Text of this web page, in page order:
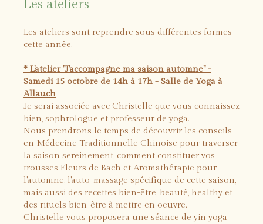
Les ateliers
Les ateliers sont reprendre sous différentes formes
cette année.
* L'atelier "J'accompagne ma saison automne" -
Samedi 15 octobre de 14h à 17h - Salle de Yoga à
Allauch
Je serai associée avec Christelle que vous connaissez
bien, sophrologue et professeur de yoga.
Nous prendrons le temps de découvrir les conseils
en Médecine Traditionnelle Chinoise pour traverser
la saison sereinement, comment constituer vos
trousses Fleurs de Bach et Aromathérapie pour
l'automne, l'auto-massage spécifique de cette saison,
mais aussi des recettes bien-être, beauté, healthy et
des rituels bien-être à mettre en oeuvre.
Christelle vous proposera une séance de yin yoga